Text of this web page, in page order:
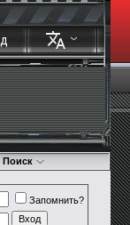
Поиск
Запомнить?